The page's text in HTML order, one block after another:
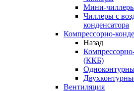
Мини-
Чиллеры с
конденсатора
Компрессорно-
Назад
(ККБ)
Вентиляция